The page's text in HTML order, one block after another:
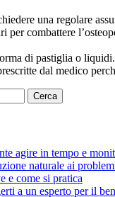
una regolare
per combattere
di pastiglia o liquidi.
dal medico
agire in tempo e
naturale ai
e come si pratica
a un esperto per il